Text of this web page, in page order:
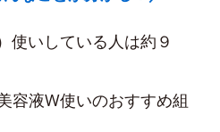
使いしている人は約９
容液W使いのおすすめ組